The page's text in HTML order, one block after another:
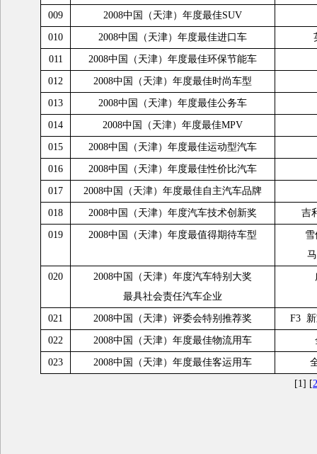
009 2008中国（天津）年度最佳SUV
010 2008中国（天津）年度最佳进口车
011 2008中国（天津）年度最佳环保节能车
012 2008中国（天津）年度最佳时尚车型
013 2008中国（天津）年度最佳公务车
014 2008中国（天津）年度最佳MPV
015 2008中国（天津）年度最佳运动型汽车
016 2008中国（天津）年度最佳性价比汽车
017 2008中国（天津）年度最佳自主汽车品牌
018 2008中国（天津）年度汽车技术创新奖 吉
019 2008中国（天津）年度最值得期待车型
020
2008中国（天津）年度汽车特别大奖
最具社会责任汽车企业
021 2008中国（天津）评委会特别推荐奖 F3
022 2008中国（天津）年度最佳物流用车
023 2008中国（天津）年度最佳客运用车
[1] [2